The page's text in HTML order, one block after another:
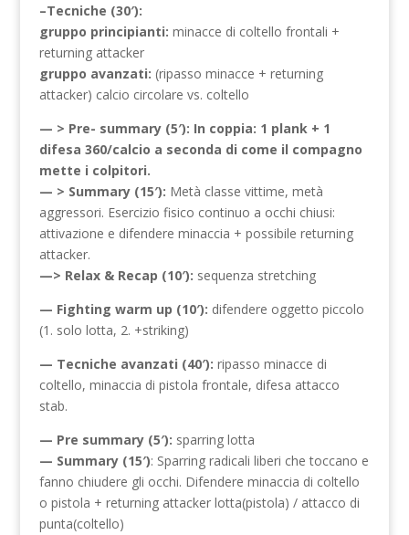
–Tecniche (30′):
gruppo principianti: minacce di coltello frontali +
returning attacker
gruppo avanzati: (ripasso minacce + returning
attacker) calcio circolare vs. coltello
— > Pre- summary (5′): In coppia: 1 plank + 1
difesa 360/calcio a seconda di come il compagno
mette i colpitori.
— > Summary (15′): Metà classe vittime, metà
aggressori. Esercizio fisico continuo a occhi chiusi:
attivazione e difendere minaccia + possibile returning
attacker.
—> Relax & Recap (10′): sequenza stretching
— Fighting warm up (10′): difendere oggetto piccolo
(1. solo lotta, 2. +striking)
— Tecniche avanzati (40′): ripasso minacce di
coltello, minaccia di pistola frontale, difesa attacco
stab.
— Pre summary (5′): sparring lotta
— Summary (15′): Sparring radicali liberi che toccano e
fanno chiudere gli occhi. Difendere minaccia di coltello
o pistola + returning attacker lotta(pistola) / attacco di
punta(coltello)